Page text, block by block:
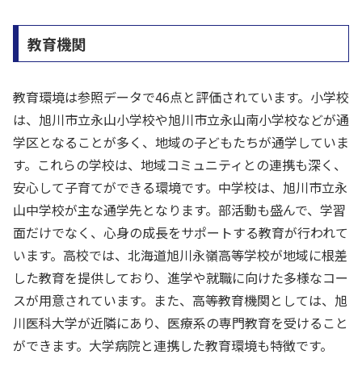
教育機関
教育環境は参照データで46点と評価されています。小学校
は、旭川市立永山小学校や旭川市立永山南小学校などが通
学区となることが多く、地域の子どもたちが通学していま
す。これらの学校は、地域コミュニティとの連携も深く、
安心して子育てができる環境です。中学校は、旭川市立永
山中学校が主な通学先となります。部活動も盛んで、学習
面だけでなく、心身の成長をサポートする教育が行われて
います。高校では、北海道旭川永嶺高等学校が地域に根差
した教育を提供しており、進学や就職に向けた多様なコー
スが用意されています。また、高等教育機関としては、旭
川医科大学が近隣にあり、医療系の専門教育を受けること
ができます。大学病院と連携した教育環境も特徴です。